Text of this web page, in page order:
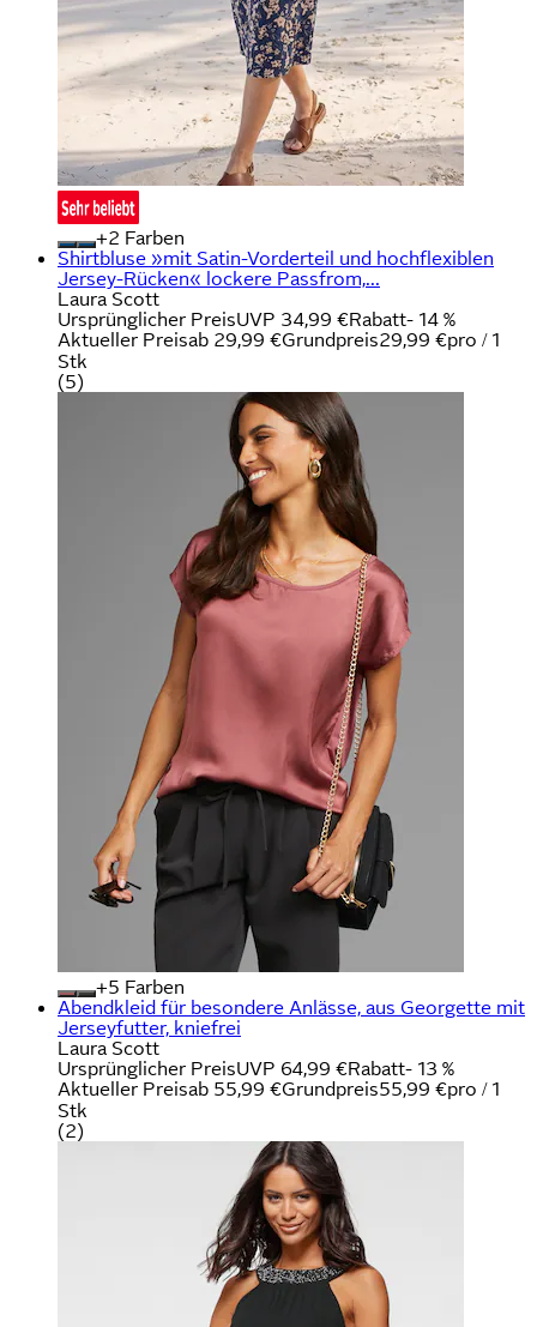
+
Farben
Shirtbluse »mit Satin-Vorderteil und hochflexiblen
Jersey-Rücken« lockere Passfrom,...
Laura Scott
Ursprünglicher PreisUVP 34,99 €Rabatt- 14 %
Aktueller Preisab 29,99 €Grundpreis29,99 €pro / 1
Stk
(5)
+
Farben
Abendkleid für besondere Anlässe, aus Georgette mit
Jerseyfutter, kniefrei
Laura Scott
Ursprünglicher PreisUVP 64,99 €Rabatt- 13 %
Aktueller Preisab 55,99 €Grundpreis55,99 €pro / 1
Stk
(2)